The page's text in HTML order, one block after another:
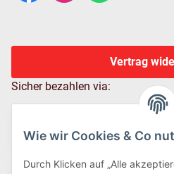
Wie wir Cookies & Co
Durch Klicken auf „Alle
Vertrag
Sicher bezahlen via: